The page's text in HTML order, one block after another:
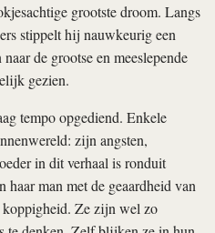
grootste droom. Langs
stippelt hij nauwkeurig een
de grootse en meeslepende
gezien.
tempo opgediend. Enkele
zijn angsten,
in dit verhaal is ronduit
man met de geaardheid van
Ze zijn wel zo